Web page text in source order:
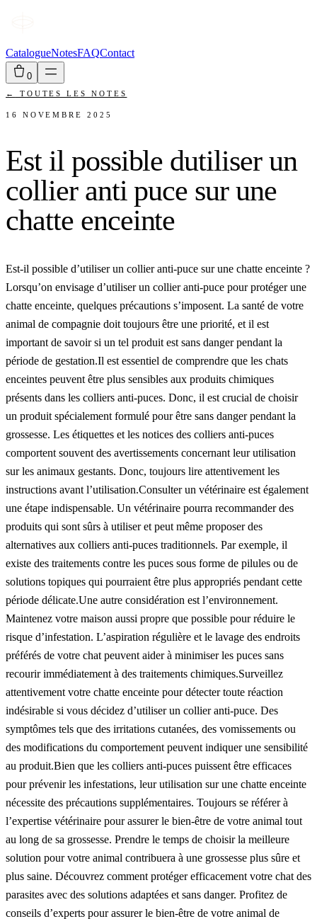
CatalogueNotesFAQContact
0
← TOUTES LES NOTES
16 NOVEMBRE 2025
Est il possible dutiliser un
collier anti puce sur une
chatte enceinte
Est-il possible d’utiliser un collier anti-puce sur une chatte enceinte ?
Lorsqu’on envisage d’utiliser un collier anti-puce pour protéger une
chatte enceinte, quelques précautions s’imposent. La santé de votre
animal de compagnie doit toujours être une priorité, et il est
important de savoir si un tel produit est sans danger pendant la
période de gestation.Il est essentiel de comprendre que les chats
enceintes peuvent être plus sensibles aux produits chimiques
présents dans les colliers anti-puces. Donc, il est crucial de choisir
un produit spécialement formulé pour être sans danger pendant la
grossesse. Les étiquettes et les notices des colliers anti-puces
comportent souvent des avertissements concernant leur utilisation
sur les animaux gestants. Donc, toujours lire attentivement les
instructions avant l’utilisation.Consulter un vétérinaire est également
une étape indispensable. Un vétérinaire pourra recommander des
produits qui sont sûrs à utiliser et peut même proposer des
alternatives aux colliers anti-puces traditionnels. Par exemple, il
existe des traitements contre les puces sous forme de pilules ou de
solutions topiques qui pourraient être plus appropriés pendant cette
période délicate.Une autre considération est l’environnement.
Maintenez votre maison aussi propre que possible pour réduire le
risque d’infestation. L’aspiration régulière et le lavage des endroits
préférés de votre chat peuvent aider à minimiser les puces sans
recourir immédiatement à des traitements chimiques.Surveillez
attentivement votre chatte enceinte pour détecter toute réaction
indésirable si vous décidez d’utiliser un collier anti-puce. Des
symptômes tels que des irritations cutanées, des vomissements ou
des modifications du comportement peuvent indiquer une sensibilité
au produit.Bien que les colliers anti-puces puissent être efficaces
pour prévenir les infestations, leur utilisation sur une chatte enceinte
nécessite des précautions supplémentaires. Toujours se référer à
l’expertise vétérinaire pour assurer le bien-être de votre animal tout
au long de sa grossesse. Prendre le temps de choisir la meilleure
solution pour votre animal contribuera à une grossesse plus sûre et
plus saine. Découvrez comment protéger efficacement votre chat des
parasites avec des solutions adaptées et sans danger. Profitez de
conseils d’experts pour assurer le bien-être de votre animal de